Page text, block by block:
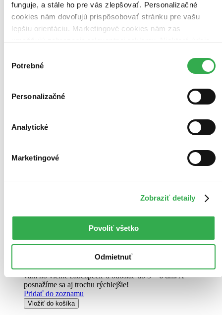
funguje, a stále ho pre vás zlepšovať. Personalizačné
cookies nám dovoľujú prispôsobovať stránku pre vašu
lepšiu orientáciu. Marketingové cookies nám zas
keby sme mohli používať všetky tieto cookies. Ďakujeme!
súhlasu
Potrebné
Personalizačné
Analytické
Marketingové
Zobraziť detaily
Povoliť všetko
Odmietnuť
Abeceda TROCHA INAK uľahčuje výučbu abecedy
Tento produkt momentálne nemáme na sklade, ale zvyčajne
vám ho vieme zabezpečiť a odoslať do 5 – 6 dní. A
posnažíme sa aj trochu rýchlejšie!
Pridať do zoznamu
Vložiť do košíka